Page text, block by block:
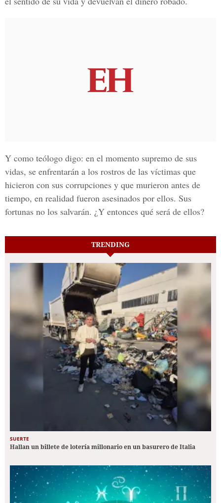
Y como teólogo digo: en el momento supremo de sus
vidas, se enfrentarán a los rostros de las víctimas que
hicieron con sus corrupciones y que murieron antes de
tiempo, en realidad fueron asesinados por ellos. Sus
fortunas no los salvarán. ¿Y entonces qué será de ellos?
TRENDING
SUERTE
Hallan un billete de lotería millonario en un basurero de Italia